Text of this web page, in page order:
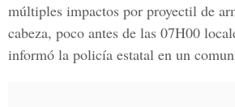
múltiples impactos por proyectil de
cabeza, poco antes de las 07H00
informó la policía estatal en un